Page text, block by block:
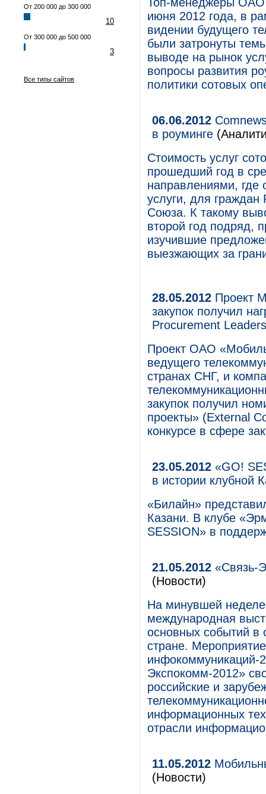
От 200 000 до 300 000
10
От 300 000 до 500 000
3
Все типы сайтов
июня 2012 года, в
видении будущего
были затронуты
выводе на рынок
вопросы развития
политики сотовых
06.06.2012
в роуминге
Стоимость услуг
прошедший год в
направлениями, где
услуги, для граждан
Союза. К такому
второй год подряд,
изучившие
выезжающих за
28.05.2012 Проект
закупок получил
Procurement
Проект ОАО
ведущего
странах СНГ, и
закупок получил
проекты» (External
конкурсе в сфере
23.05.2012 «GO!
в истории клубной
«Билайн»
Казани. В клубе
SESSION» в
21.05.2012 «Связь-
(Новости)
На минувшей
международная
основных событий
стране.
инфокоммуникаций-
Экспокомм-2012»
российские и
информационных
отрасли
11.05.2012
(Новости)